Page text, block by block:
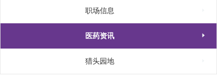
职场信息
医药资讯 
猎头园地